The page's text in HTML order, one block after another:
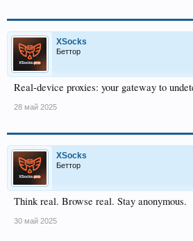
XSocks
Беттор
Real-device proxies: your gateway to
28 май 2025
XSocks
Беттор
Think real. Browse real. Stay anonymous.
30 май 2025